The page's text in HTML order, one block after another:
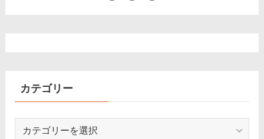
カテゴリー